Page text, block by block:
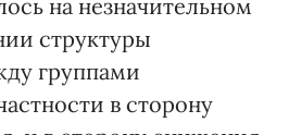
на незначительном
структуры
группами
в сторону